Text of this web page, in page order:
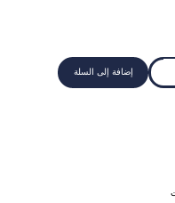
إضافة إلى السلة